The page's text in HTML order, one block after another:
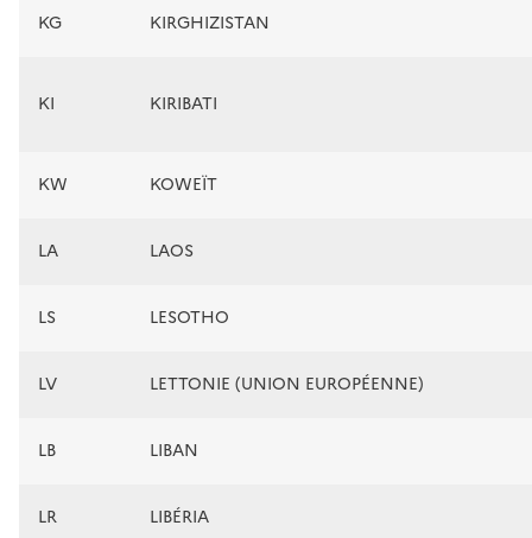
KG KIRGHIZISTAN
KI KIRIBATI
KW KOWEÏT
LA LAOS
LS LESOTHO
LV LETTONIE (UNION EUROPÉENNE)
LB LIBAN
LR LIBÉRIA